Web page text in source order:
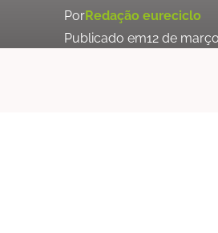
PorRedação eureciclo
Publicado em12 de